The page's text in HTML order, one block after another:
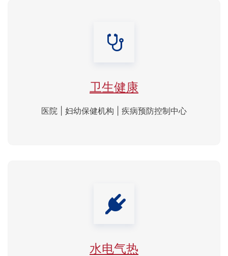
卫生健康
医院 | 妇幼保健机构 | 疾病预防控制中心
水电气热